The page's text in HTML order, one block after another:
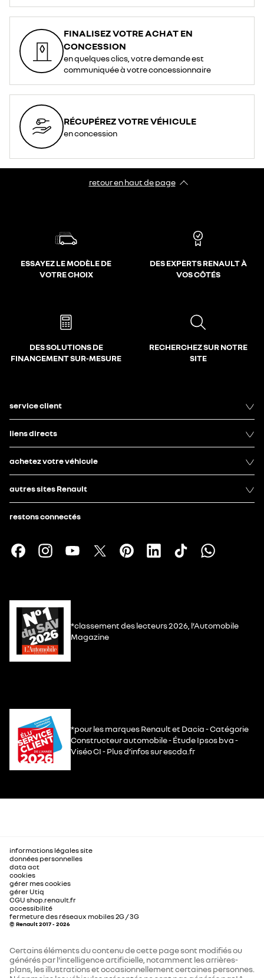
FINALISEZ VOTRE ACHAT EN
CONCESSION
en quelques clics, votre demande est
communiquée à votre concessionnaire
RÉCUPÉREZ VOTRE VÉHICULE
en concession
retour en haut de page​
ESSAYEZ LE MODÈLE DE
VOTRE CHOIX
DES EXPERTS RENAULT À
VOS CÔTÉS
DES SOLUTIONS DE
FINANCEMENT SUR-MESURE
RECHERCHEZ SUR NOTRE
SITE
service client
liens directs
achetez votre véhicule
autres sites Renault
restons connectés
*classement des lecteurs 2026, l’Automobile
Magazine
*pour les marques Renault et Dacia - Catégorie
Constructeur automobile - Étude Ipsos bva -
Viséo CI - Plus d’infos sur escda.fr
informations légales site
données personnelles
data act
cookies
gérer mes cookies
gérer Utiq
CGU shop.renault.fr
accessibilité
fermeture des réseaux mobiles 2G / 3G
© Renault 2017 - 2026
Certains éléments du contenu de cette page sont modifiés ou
générés par l'intelligence artificielle, notamment les arrières-
plans, les illustrations et occasionnellement certaines personnes.